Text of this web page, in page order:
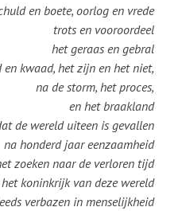
en boete, oorlog en vrede
trots en vooroordeel
het geraas en gebral
en kwaad, het zijn en het niet,
na de storm, het proces,
en het braakland
de wereld uiteen is gevallen
na honderd jaar eenzaamheid
zoeken naar de verloren tijd
koninkrijk van deze wereld
verbazen in menselijkheid